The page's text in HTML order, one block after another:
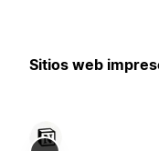
Sitios web